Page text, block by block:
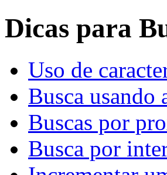
Dicas para
Uso de
Busca
Buscas por
Busca por